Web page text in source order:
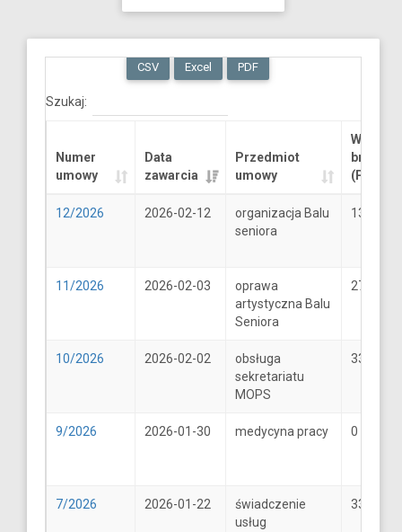
CSV Excel PDF
Szukaj:
Numer
umowy
Data
zawarcia
Przedmiot
umowy
Wartość
brutto
(PLN)
12/2026 2026-02-12
organizacja Balu
seniora
13289.6
11/2026 2026-02-03
oprawa
artystyczna Balu
Seniora
2706
10/2026 2026-02-02
obsługa
sekretariatu
MOPS
33
9/2026 2026-01-30 medycyna pracy 0
7/2026 2026-01-22
świadczenie
usług
33